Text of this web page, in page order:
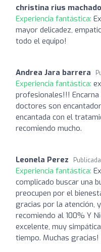
christina rius machado
Experiencia fantástica:
mayor delicadez,
todo el equipo!
Andrea Jara barrera
Experiencia fantástica:
profesionales!!!
doctores son
encantada con el
recomiendo mucho.
Leonela Perez
Experiencia fantástica:
complicado buscar una
preocupen por el
gracias por la atención,
recomiendo al 100% Y
excelente, muy
tiempo. Muchas gracias!